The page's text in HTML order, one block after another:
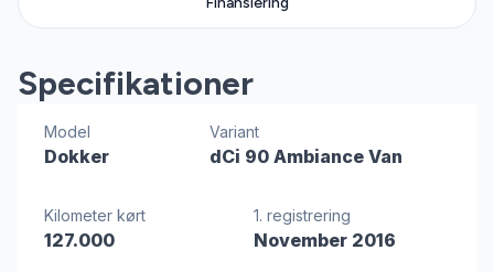
Specifikationer
Model
Dokker
Variant
dCi 90 Ambiance Van
Kilometer kørt
127.000
1. registrering
November 2016